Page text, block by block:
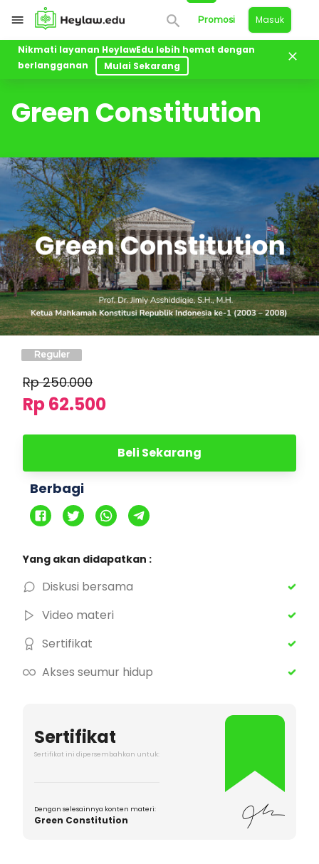
Promosi Masuk
Nikmati layanan HeylawEdu lebih hemat dengan
berlangganan
Mulai Sekarang
Kelas Green Constitution
Green Constitution
Reguler
Rp250.000
Rp 62.500
Beli Sekarang
Berbagi
Yang akan didapatkan :
Diskusi bersama
Video materi
Sertifikat
Akses seumur hidup
Sertifikat
Sertifikat ini dipersembahkan untuk:
Dengan selesainnya konten materi:
Green Constitution